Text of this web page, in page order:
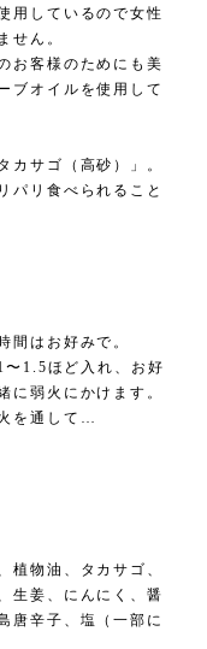
用しているので女性
せん。
お客様のためにも美
ブオイルを使用して
カサゴ（高砂）」。
パリ食べられること
はお好みで。
1.5ほど入れ、お好
に弱火にかけます。
を通して…
植物油、タカサゴ、
生姜、にんにく、醤
唐辛子、塩（一部に